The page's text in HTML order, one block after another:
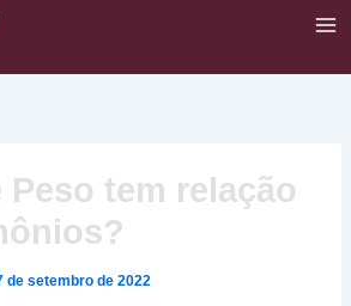
Peso tem relação
de setembro de 2022